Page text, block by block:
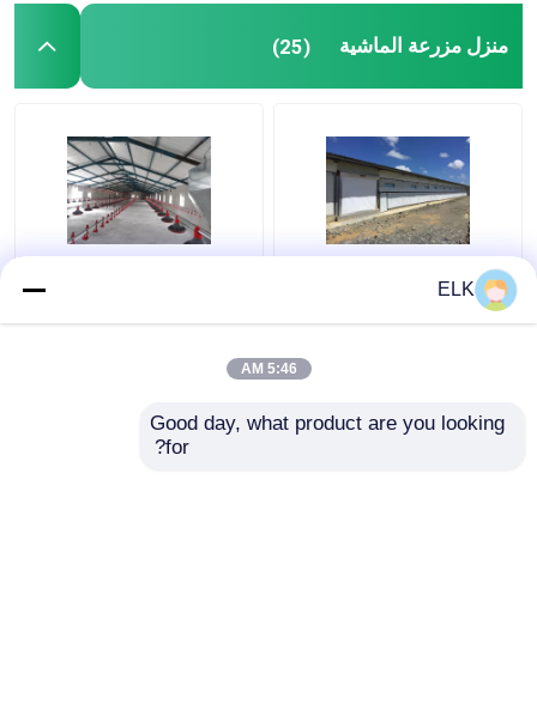
منزل مزرعة الماشية (25)
بيت مزرعة الحيوانات
الأليفة الصلبية الهيكل
ELK
5:46 AM
Good day, what product are you looking
for?